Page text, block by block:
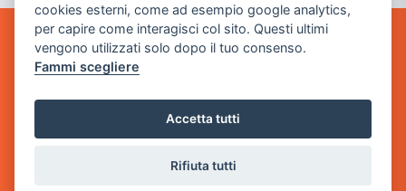
GAME WARP
BY POWER GAME SRL
via Villaggio dei Platani, 3
cookies esterni, come ad esempio google analytics,
per capire come interagisci col sito. Questi ultimi
vengono utilizzati solo dopo il tuo consenso.
Fammi scegliere
Accetta tutti
Rifiuta tutti